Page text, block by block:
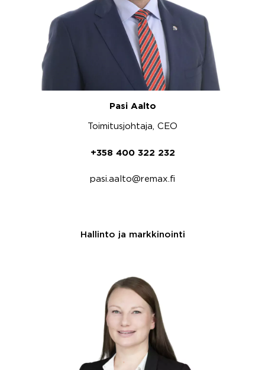
Pasi Aalto
Toimitusjohtaja, CEO
+358 400 322 232
pasi.aalto@remax.fi
Hallinto ja markkinointi